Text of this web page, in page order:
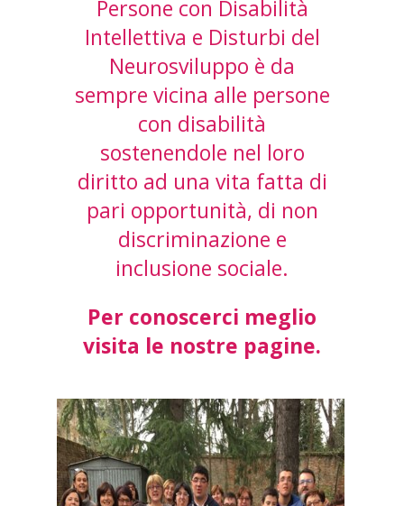
Persone con Disabilità
Intellettiva e Disturbi del
Neurosviluppo è da
sempre vicina alle persone
con disabilità
sostenendole nel loro
diritto ad una vita fatta di
pari opportunità, di non
discriminazione e
inclusione sociale.
Per conoscerci meglio
visita le nostre pagine.